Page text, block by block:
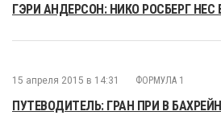
ГЭРИ АНДЕРСОН: НИКО РОСБЕРГ НЕС
15 апреля 2015 в 14:31 ФОРМУЛА 1
ПУТЕВОДИТЕЛЬ: ГРАН ПРИ В